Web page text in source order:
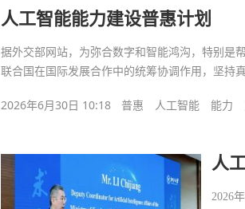
人工智能能力建设普惠计划
据外交部网站，为弥合数字和智能鸿沟，特别是
联合国在国际发展合作中的统筹协调作用，坚
2026年6月30日 10:18 普惠 人工智能 能力
人
2026